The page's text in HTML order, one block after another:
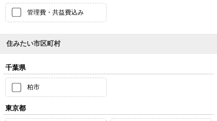
管理費・共益費込み
住みたい市区町村
千葉県
柏市
東京都